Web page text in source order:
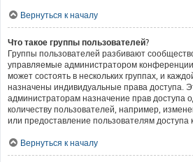
Вернуться к началу
Что такое группы пользователей?
Группы пользователей разбивают
управляемые администратором
может состоять в нескольких группах, и
назначены индивидуальные права доступа.
администраторам назначение прав доступа
количеству пользователей, например,
или предоставление пользователям
Вернуться к началу